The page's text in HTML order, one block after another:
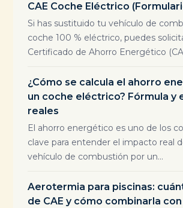
CAE Coche Eléctrico
Si has sustituido tu vehículo de
coche 100 % eléctrico, puedes
Certificado de Ahorro Energético
¿Cómo se calcula el ahorro
un coche eléctrico? Fórmula y
reales
El ahorro energético es uno de los
clave para entender el impacto real
vehículo de combustión por un...
Aerotermia para piscinas:
de CAE y cómo combinarla